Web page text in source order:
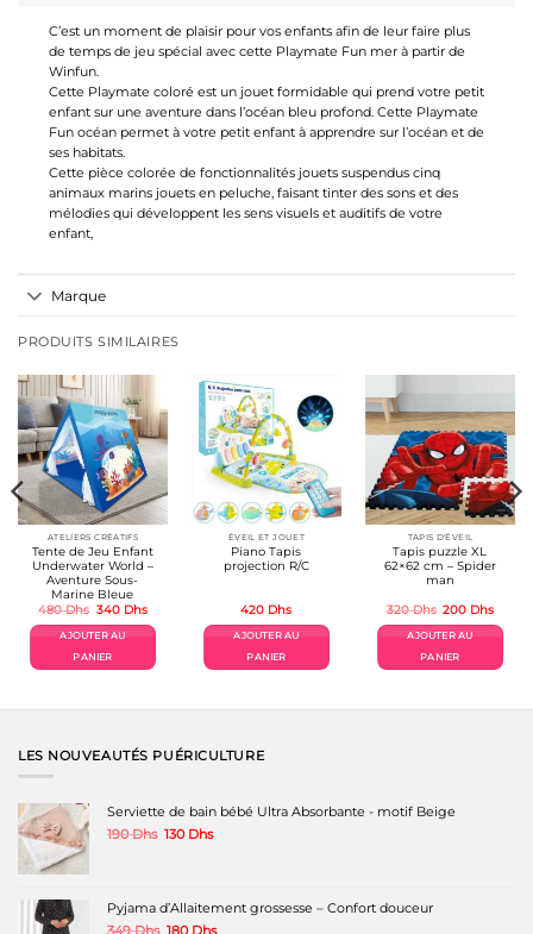
C’est un moment de plaisir pour vos enfants afin de leur faire plus
de temps de jeu spécial avec cette Playmate Fun mer à partir de
Winfun.
Cette Playmate coloré est un jouet formidable qui prend votre petit
enfant sur une aventure dans l’océan bleu profond. Cette Playmate
Fun océan permet à votre petit enfant à apprendre sur l’océan et de
ses habitats.
Cette pièce colorée de fonctionnalités jouets suspendus cinq
animaux marins jouets en peluche, faisant tinter des sons et des
mélodies qui développent les sens visuels et auditifs de votre
enfant,
Marque
PRODUITS SIMILAIRES
ATELIERS CRÉATIFS
Tente de Jeu Enfant
Underwater World –
Aventure Sous-
Marine Bleue
480Dhs Le
initial
était :
480 Dhs.
340 DhsLe
actuel
AJOUTER AU
PANIER
ÉVEIL ET JOUET
Piano Tapis
projection R/C
420 Dhs
AJOUTER AU
PANIER
TAPIS D'ÉVEIL
Tapis puzzle XL
62×62 cm – Spider
man
320Dhs Le
initial
était :
320 Dhs.
200 DhsLe
actuel
AJOUTER AU
PANIER
LES NOUVEAUTÉS PUÉRICULTURE
Serviette de bain bébé Ultra Absorbante - motif Beige
190Dhs Le
190 Dhs.
130 DhsLe
Pyjama d’Allaitement grossesse – Confort douceur
Le
Le